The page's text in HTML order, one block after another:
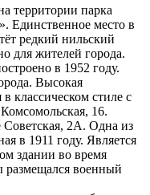
территории парка
Единственное место в
редкий нильский
для жителей города.
в 1952 году.
Высокая
классическом стиле с
16.
2А. Одна из
в 1911 году. Является
здании во время
размещался военный